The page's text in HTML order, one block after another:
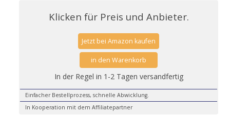
Klicken für Preis und Anbieter.
Jetzt bei Amazon kaufen
in den Warenkorb
In der Regel in 1-2 Tagen versandfertig
Einfacher Bestellprozess, schnelle Abwicklung.
In Kooperation mit dem Affiliatepartner